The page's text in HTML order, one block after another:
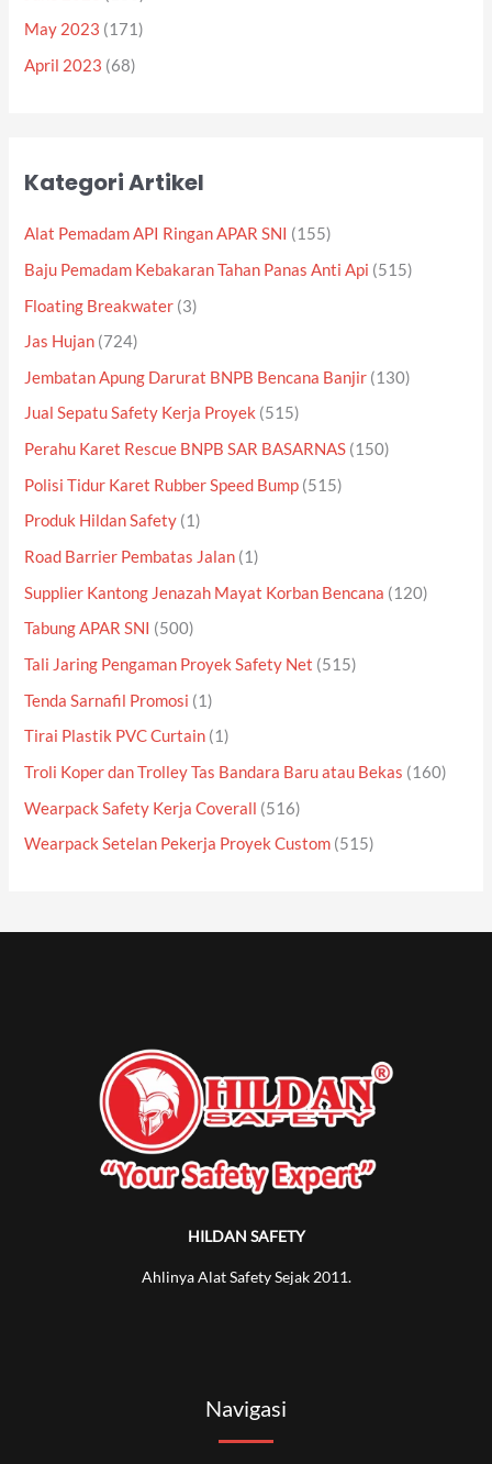
May 2023 (171)
April 2023 (68)
Kategori Artikel
Alat Pemadam API Ringan APAR SNI (155)
Baju Pemadam Kebakaran Tahan Panas Anti Api (515)
Floating Breakwater (3)
Jas Hujan (724)
Jembatan Apung Darurat BNPB Bencana Banjir (130)
Jual Sepatu Safety Kerja Proyek (515)
Perahu Karet Rescue BNPB SAR BASARNAS (150)
Polisi Tidur Karet Rubber Speed Bump (515)
Produk Hildan Safety (1)
Road Barrier Pembatas Jalan (1)
Supplier Kantong Jenazah Mayat Korban Bencana (120)
Tabung APAR SNI (500)
Tali Jaring Pengaman Proyek Safety Net (515)
Tenda Sarnafil Promosi (1)
Tirai Plastik PVC Curtain (1)
Troli Koper dan Trolley Tas Bandara Baru atau Bekas (160)
Wearpack Safety Kerja Coverall (516)
Wearpack Setelan Pekerja Proyek Custom (515)
HILDAN SAFETY
Ahlinya Alat Safety Sejak 2011.
Navigasi